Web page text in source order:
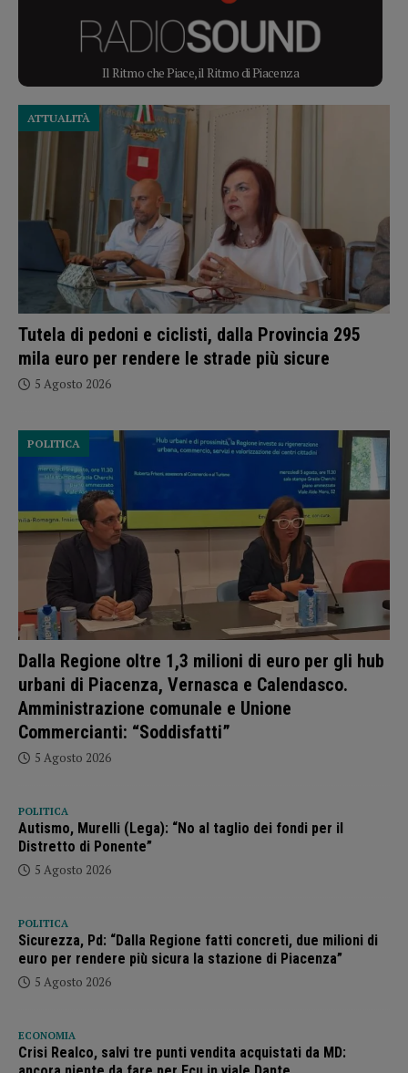
Il Ritmo che Piace, il Ritmo di Piacenza
Tutela di pedoni e ciclisti, dalla Provincia 295
mila euro per rendere le strade più sicure
ATTUALITÀ
5 Agosto 2026
Dalla Regione oltre 1,3 milioni di euro per gli hub
urbani di Piacenza, Vernasca e Calendasco.
Amministrazione comunale e Unione
Commercianti: “Soddisfatti”
POLITICA
5 Agosto 2026
POLITICA
Autismo, Murelli (Lega): “No al taglio dei fondi per il
Distretto di Ponente”
5 Agosto 2026
POLITICA
Sicurezza, Pd: “Dalla Regione fatti concreti, due milioni di
euro per rendere più sicura la stazione di Piacenza”
5 Agosto 2026
ECONOMIA
Crisi Realco, salvi tre punti vendita acquistati da MD: